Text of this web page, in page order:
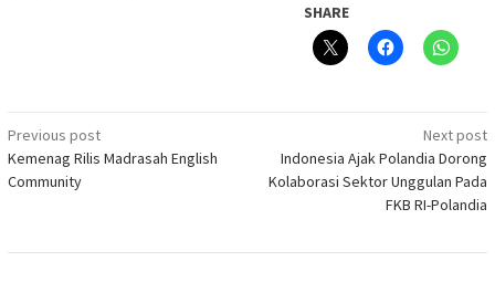
SHARE
Post
navigation
Previous post
Kemenag Rilis Madrasah English
Community
Next post
Indonesia Ajak Polandia Dorong
Kolaborasi Sektor Unggulan Pada
FKB RI-Polandia